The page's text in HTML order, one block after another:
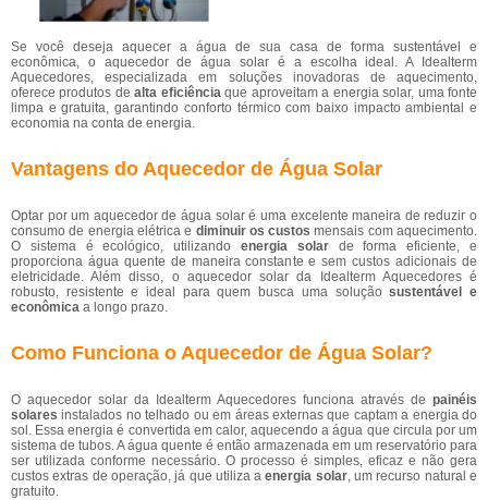
Se você deseja aquecer a água de sua casa de forma sustentável e
econômica, o aquecedor de água solar é a escolha ideal. A Idealterm
Aquecedores, especializada em soluções inovadoras de aquecimento,
oferece produtos dealta eficiênciaque aproveitam a energia solar, uma fonte
limpa e gratuita, garantindo conforto térmico com baixo impacto ambiental e
economia na conta de energia.
Vantagens do Aquecedor de Água Solar
Optar por um aquecedor de água solar é uma excelente maneira de reduzir o
consumo de energia elétrica e diminuir os custos mensais com aquecimento.
O sistema é ecológico, utilizando energia solarde forma eficiente, e
proporciona água quente de maneira constante e sem custos adicionais de
eletricidade. Além disso, o aquecedor solar da Idealterm Aquecedores é
robusto, resistente e ideal para quem busca uma soluçãosustentável e
econômica a longo prazo.
Como Funciona o Aquecedor de Água Solar?
O aquecedor solar da Idealterm Aquecedores funciona através de painéis
solares instalados no telhado ou em áreas externas que captam a energia do
sol. Essa energia é convertida em calor, aquecendo a água que circula por um
sistema de tubos. A água quente é então armazenada em um reservatório para
ser utilizada conforme necessário. O processo é simples, eficaz e não gera
custos extras de operação, já que utiliza aenergia solar, um recurso natural e
gratuito.